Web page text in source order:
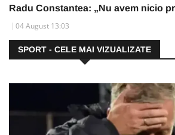
Radu Constantea: „Nu avem nicio
04 August 13:03
SPORT - CELE MAI VIZUALIZATE